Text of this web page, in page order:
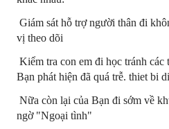
Giám sát hỗ trợ người thân đi
vị theo dõi
Kiểm tra con em đi học tránh
Bạn phát hiện đã quá trễ. thiet bi
Nữa còn lại của Bạn đi sớm về
ngờ "Ngoại tình"